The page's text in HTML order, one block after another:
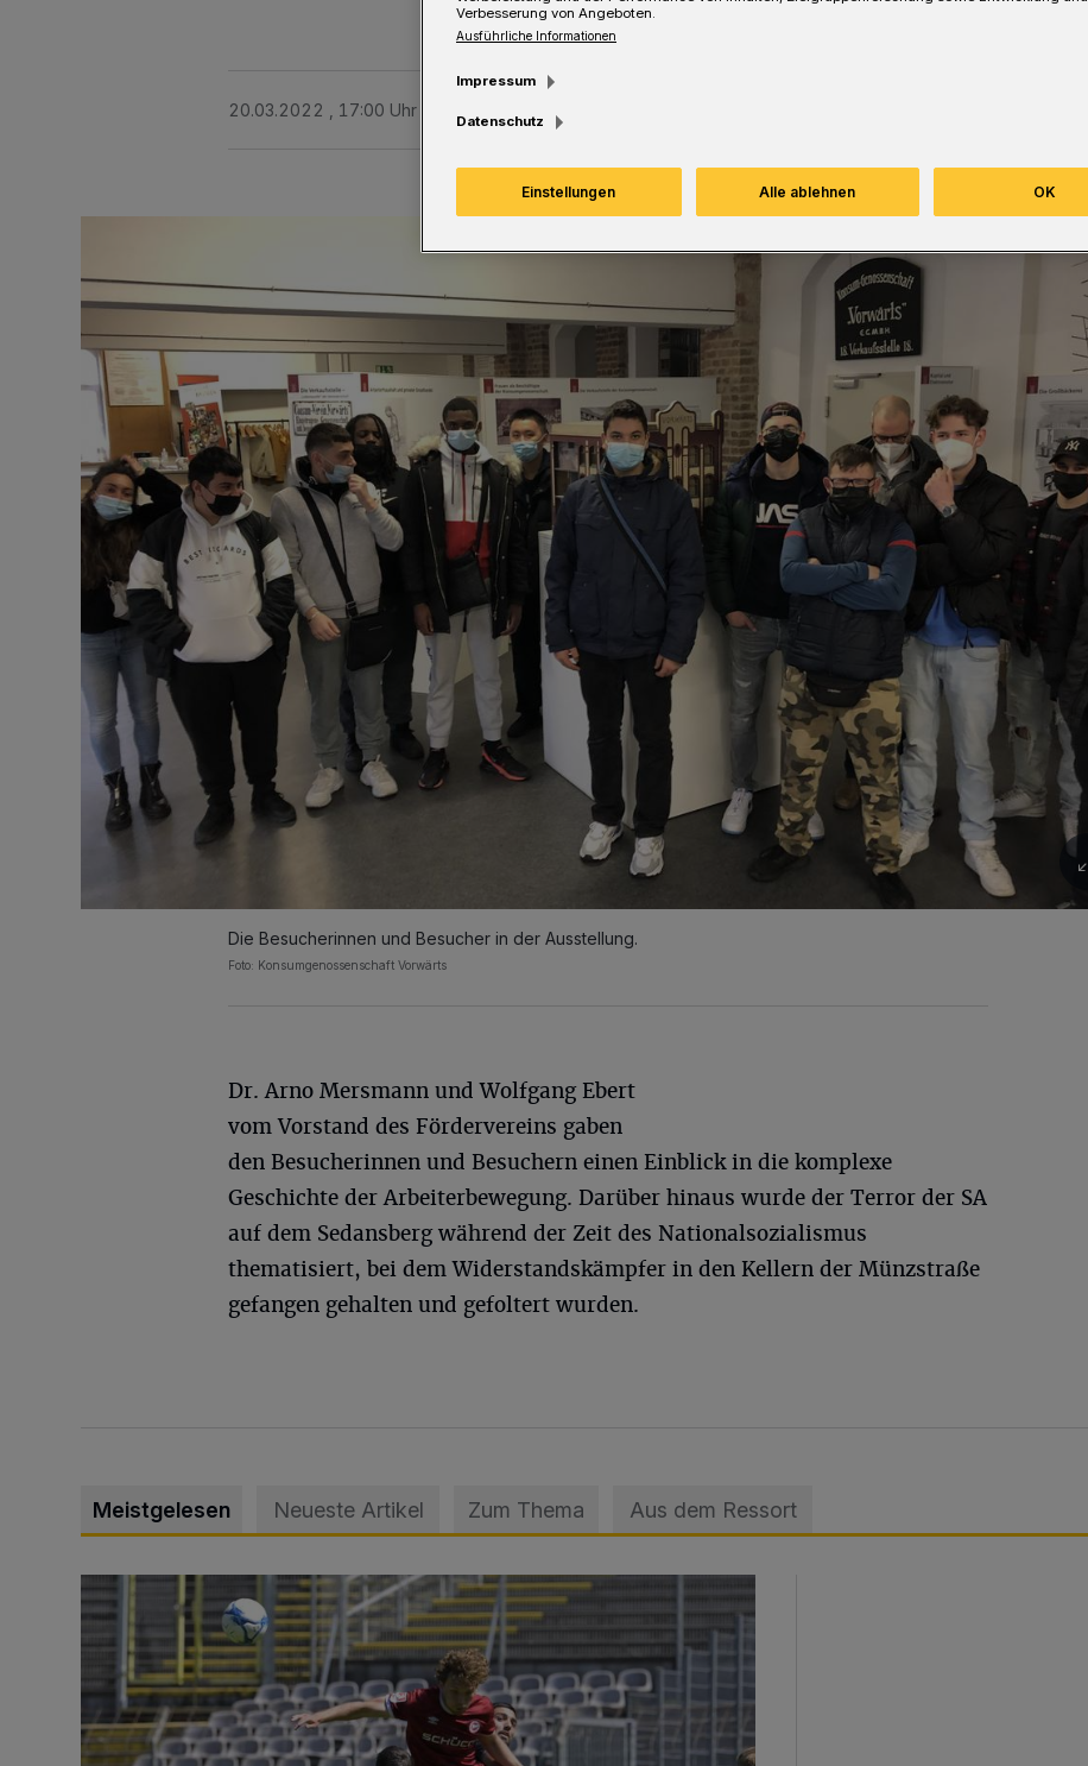
20.03.2022 , 17:00 Uhr
Die Besucherinnen und Besucher in der Ausstellung.
Foto: Konsumgenossenschaft Vorwärts
Dr. Arno Mersmann und Wolfgang Ebert
vom Vorstand des Fördervereins gaben
den Besucherinnen und Besuchern einen Einblick in die komplexe
Geschichte der Arbeiterbewegung. Darüber hinaus wurde der Terror der SA
auf dem Sedansberg während der Zeit des Nationalsozialismus
thematisiert, bei dem Widerstandskämpfer in den Kellern der Münzstraße
gefangen gehalten und gefoltert wurden.
Meistgelesen Neueste Artikel Zum Thema Aus dem Ressort
WSV: Übertragung im Barmer Bahnhof und klare Ansage
Verbesserung von Angeboten.
Ausführliche Informationen
Impressum
Datenschutz
Einstellungen Alle ablehnen OK